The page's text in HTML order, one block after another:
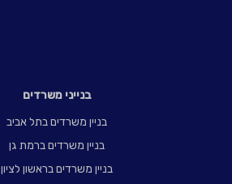
בנייני משרדים
בניין משרדים בתל אביב
בניין משרדים ברמת גן
בניין משרדים בראשון לציון